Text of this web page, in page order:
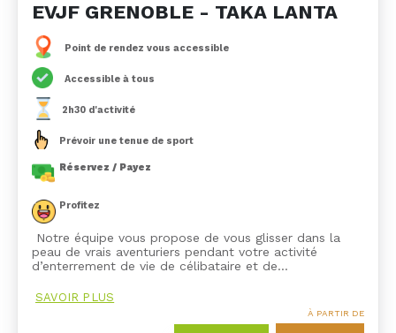
EVJF GRENOBLE - TAKA LANTA
Point de rendez vous accessible
Accessible à tous
2h30 d'activité
Prévoir une tenue de sport
Réservez / Payez
Profitez
Notre équipe vous propose de vous glisser dans la
peau de vrais aventuriers pendant votre activité
d’enterrement de vie de célibataire et de…
SAVOIR PLUS
À PARTIR DE